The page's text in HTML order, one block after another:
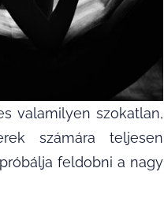
valamilyen szokatlan,
számára teljesen
feldobni a nagy